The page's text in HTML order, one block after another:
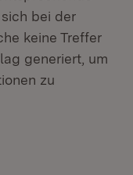
bei der
keine Treffer
generiert, um
zu